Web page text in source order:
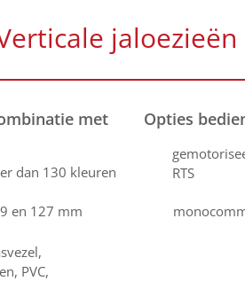
jaloezieën
met
dan 130 kleuren
en 127 mm
PVC,
Opties
RTS